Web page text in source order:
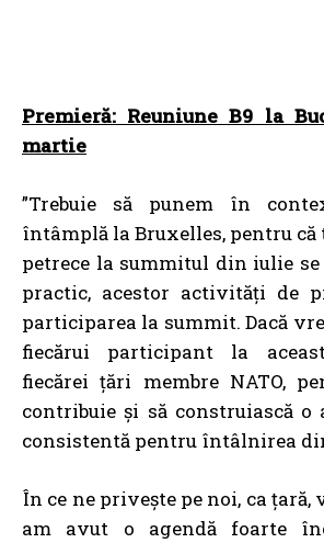
Premieră: Reuniune B9 la
martie
”Trebuie să punem în
întâmplă la Bruxelles, pentru că
petrece la summitul din iulie
practic, acestor activități de
participarea la summit. Dacă
fiecărui participant la
fiecărei țări membre NATO,
contribuie și să construiască o
consistentă pentru întâlnirea
În ce ne privește pe noi, ca țară,
am avut o agendă foarte